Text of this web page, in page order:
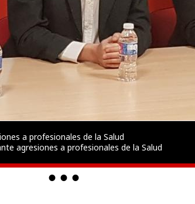
a profesionales de la Salud
agresiones a profesionales de la Salud